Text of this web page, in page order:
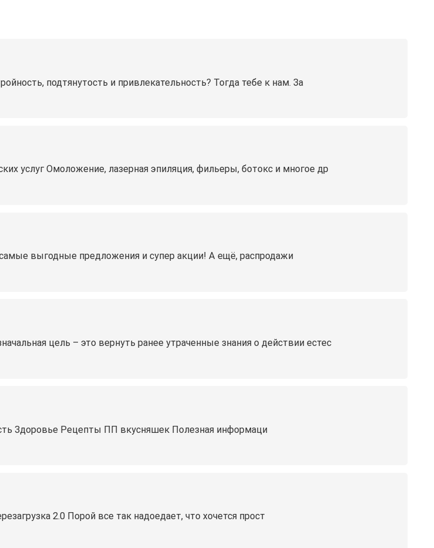
подтянутость и привлекательность? Тогда тебе к нам. За
услуг Омоложение, лазерная эпиляция, фильеры, ботокс и многое др
выгодные предложения и супер акции! А ещё, распродажи
цель – это вернуть ранее утраченные знания о действии естес
Здоровье Рецепты ПП вкусняшек Полезная информаци
2.0 Порой все так надоедает, что хочется прост